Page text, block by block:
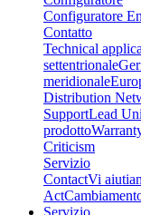
Configuratore
Contatto
Technical
settentrionale
meridionale
Distribution
SupportLead
prodotto
Criticism
Servizio
ContactVi
Act
Servizio